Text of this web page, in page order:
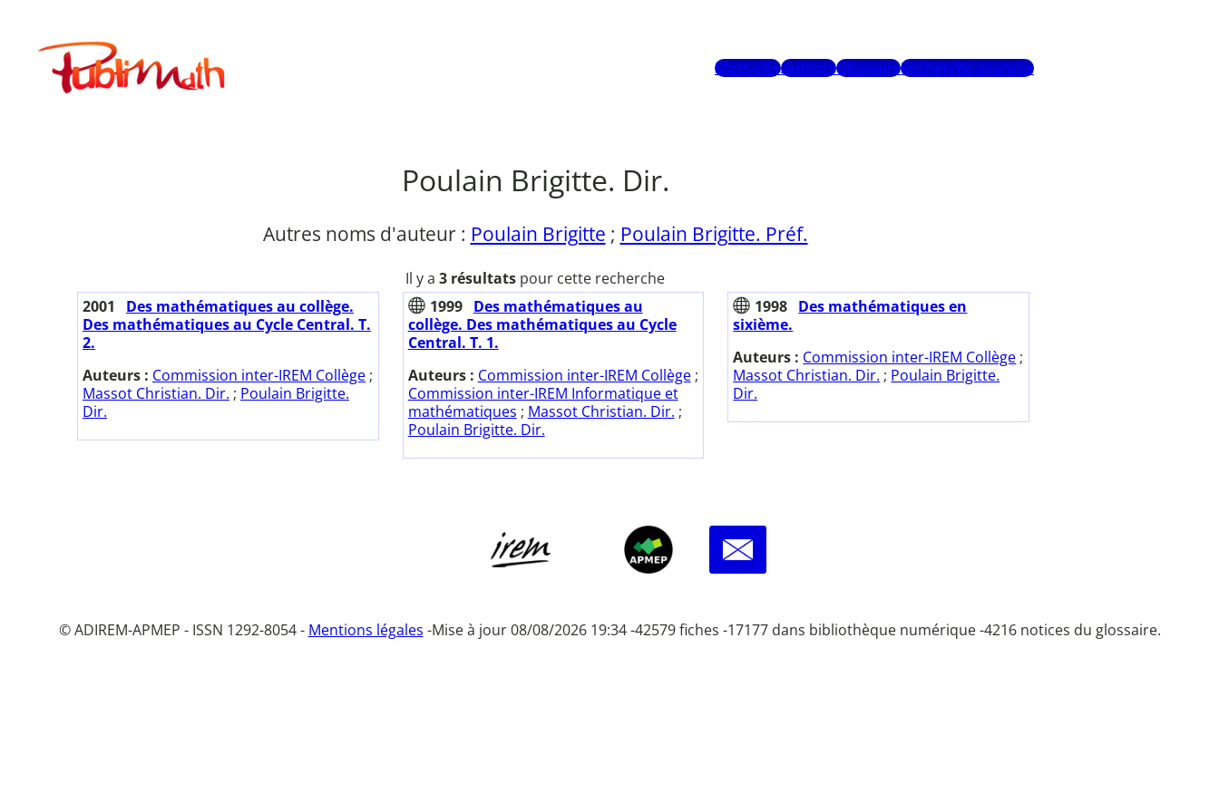
contenuPublimath
Mots-clésAuteursGlossaireRecherche avancée
Poulain Brigitte. Dir.
Autres noms d'auteur : Poulain Brigitte ; Poulain Brigitte. Préf.
Il y a 3 résultats pour cette recherche
2001
Des mathématiques au collège.
Des mathématiques au Cycle Central. T.
2.
Auteurs : Commission inter-IREM Collège ;
Massot Christian. Dir. ; Poulain Brigitte.
Dir.
1999
Des mathématiques au
collège. Des mathématiques au Cycle
Central. T. 1.
Auteurs : Commission inter-IREM Collège;
Commission inter-IREM Informatique et
mathématiques ; Massot Christian. Dir. ;
Poulain Brigitte. Dir.
1998 Des mathématiques en
sixième.
Auteurs : Commission inter-IREM Collège ;
Massot Christian. Dir. ; Poulain Brigitte.
Dir.
© ADIREM-APMEP - ISSN 1292-8054 - Mentions légales -Mise à jour 08/08/2026 19:34 -42579 fiches -17177 dans bibliothèque numérique -4216 notices du glossaire.